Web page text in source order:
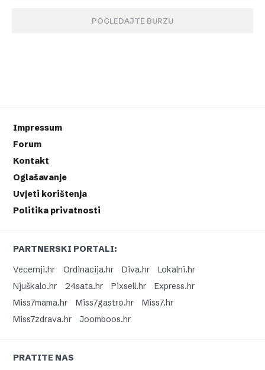
POGLEDAJTE BURZU
Impressum
Forum
Kontakt
Oglašavanje
Uvjeti korištenja
Politika privatnosti
PARTNERSKI PORTALI:
Vecernji.hr
Ordinacija.hr Diva.hr
Lokalni.hr
Njuškalo.hr
24sata.hr Pixsell.hr
Express.hr
Miss7mama.hr
Miss7gastro.hr
Miss7.hr
Miss7zdrava.hr
Joomboos.hr
PRATITE NAS